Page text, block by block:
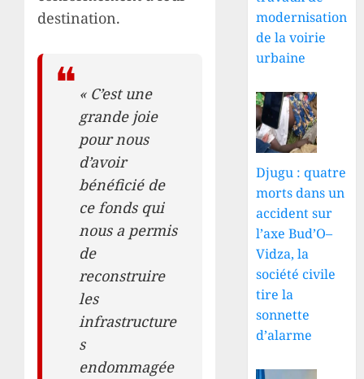
destination.
« C’est une
grande joie
pour nous
d’avoir
bénéficié de
ce fonds qui
nous a permis
de
reconstruire
les
infrastructure
s
endommagée
modernisation
de la voirie
urbaine
Djugu : quatre
morts dans un
accident sur
l’axe Bud’O–
Vidza, la
société civile
tire la
sonnette
d’alarme